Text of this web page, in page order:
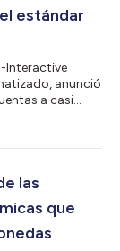
estándar
Interactive
anunció
a casi
conectarse
Claude
las
que